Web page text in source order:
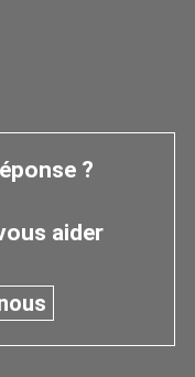
?
aider